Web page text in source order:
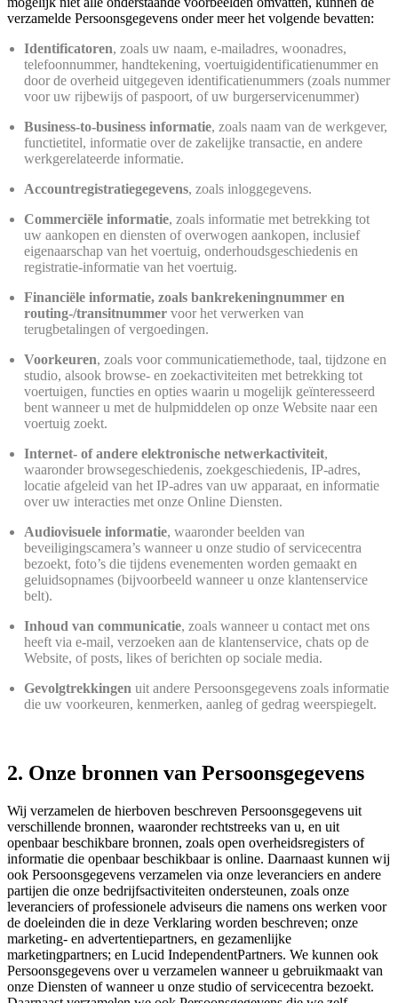
verzamelde Persoonsgegevens onder meer het volgende bevatten:
Identificatoren, zoals uw naam, e-mailadres, woonadres,
telefoonnummer, handtekening, voertuigidentificatienummer en
door de overheid uitgegeven identificatienummers (zoals nummer
voor uw rijbewijs of paspoort, of uw burgerservicenummer)
Business-to-business informatie, zoals naam van de werkgever,
functietitel, informatie over de zakelijke transactie, en andere
werkgerelateerde informatie.
Accountregistratiegegevens, zoals inloggegevens.
Commerciële informatie, zoals informatie met betrekking tot
uw aankopen en diensten of overwogen aankopen, inclusief
eigenaarschap van het voertuig, onderhoudsgeschiedenis en
registratie-informatie van het voertuig.
Financiële informatie, zoals bankrekeningnummer en
routing-/transitnummer voor het verwerken van
terugbetalingen of vergoedingen.
Voorkeuren, zoals voor communicatiemethode, taal, tijdzone en
studio, alsook browse- en zoekactiviteiten met betrekking tot
voertuigen, functies en opties waarin u mogelijk geïnteresseerd
bent wanneer u met de hulpmiddelen op onze Website naar een
voertuig zoekt.
Internet- of andere elektronische netwerkactiviteit,
waaronder browsegeschiedenis, zoekgeschiedenis, IP-adres,
locatie afgeleid van het IP-adres van uw apparaat, en informatie
over uw interacties met onze Online Diensten.
Audiovisuele informatie, waaronder beelden van
beveiligingscamera’s wanneer u onze studio of servicecentra
bezoekt, foto’s die tijdens evenementen worden gemaakt en
geluidsopnames (bijvoorbeeld wanneer u onze klantenservice
belt).
Inhoud van communicatie, zoals wanneer u contact met ons
heeft via e-mail, verzoeken aan de klantenservice, chats op de
Website, of posts, likes of berichten op sociale media.
Gevolgtrekkingen uit andere Persoonsgegevens zoals informatie
die uw voorkeuren, kenmerken, aanleg of gedrag weerspiegelt.
2. Onze bronnen van Persoonsgegevens
Wij verzamelen de hierboven beschreven Persoonsgegevens uit
verschillende bronnen, waaronder rechtstreeks van u, en uit
openbaar beschikbare bronnen, zoals open overheidsregisters of
informatie die openbaar beschikbaar is online. Daarnaast kunnen wij
ook Persoonsgegevens verzamelen via onze leveranciers en andere
partijen die onze bedrijfsactiviteiten ondersteunen, zoals onze
leveranciers of professionele adviseurs die namens ons werken voor
de doeleinden die in deze Verklaring worden beschreven; onze
marketing- en advertentiepartners, en gezamenlijke
marketingpartners; en Lucid IndependentPartners. We kunnen ook
Persoonsgegevens over u verzamelen wanneer u gebruikmaakt van
onze Diensten of wanneer u onze studio of servicecentra bezoekt.